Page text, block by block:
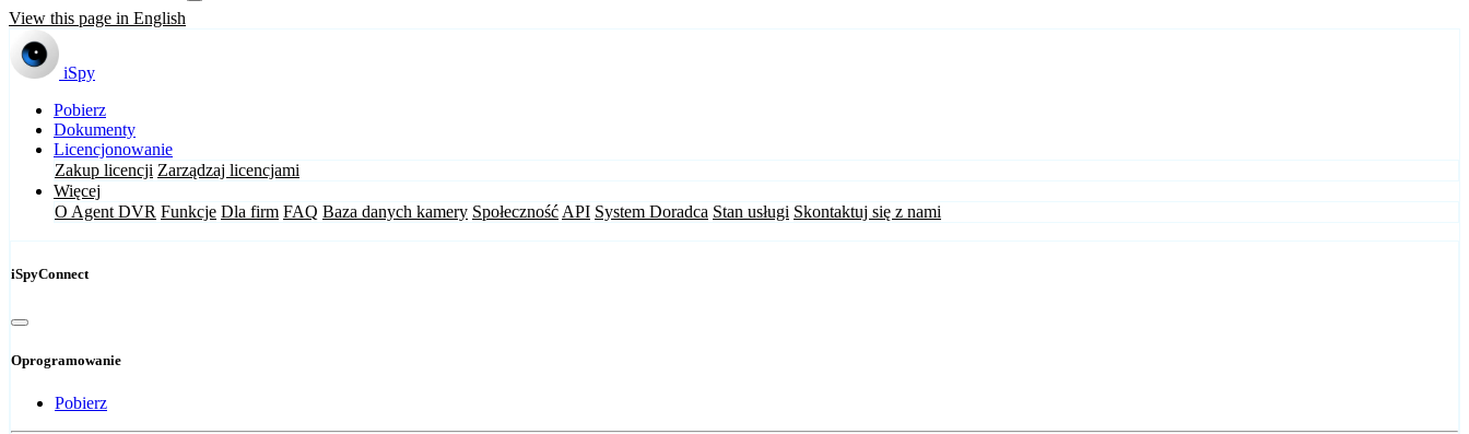
View this page in English
iSpy
Pobierz
Dokumenty
Licencjonowanie
Zakup licencji Zarządzaj licencjami
Więcej
O Agent DVR Funkcje Dla firm FAQ Baza danych kamery Społeczność API System Doradca Stan usługi Skontaktuj się z nami
iSpyConnect
Oprogramowanie
Pobierz